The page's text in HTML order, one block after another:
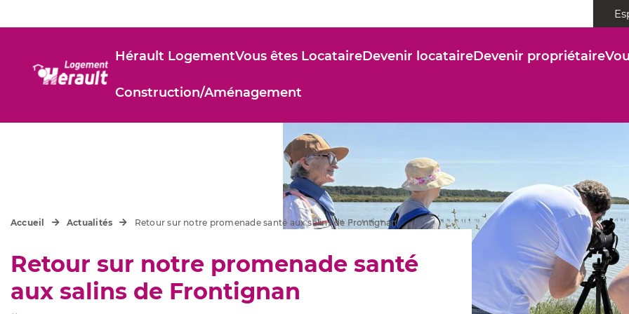
Hérault LogementVous êtes LocataireDevenir locataireDevenir propriétaire
Construction/Aménagement
Retour sur notre promenade santé
aux salins de Frontignan
Accueil Actualités Retour sur notre promenade santé aux salins de Frontignan